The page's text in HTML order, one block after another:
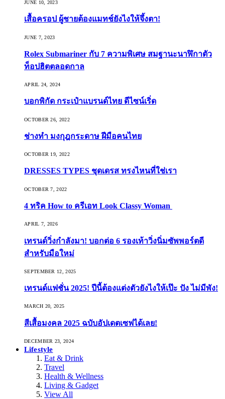
JUNE 10, 2023
เสื้อครอป ผู้ชายต้องแมทช์ยังไงให้จึ้งตา!
JUNE 7, 2023
Rolex Submariner กับ 7 ความพิเศษ สมฐานะนาฬิกาตัว
ท็อปฮิตตลอดกาล
APRIL 24, 2024
บอกพิกัด กระเป๋าแบรนด์ไทย ดีไซน์เริ่ด
OCTOBER 26, 2022
ช่างทำ มงกุฎกระดาษ ฝีมือคนไทย
OCTOBER 19, 2022
DRESSES TYPES ชุดเดรส ทรงไหนที่ใช่เรา
OCTOBER 7, 2022
4 ทริค How to ครีเอท Look Classy Woman
APRIL 7, 2026
เทรนด์วิ่งกำลังมา! บอกต่อ 6 รองเท้าวิ่งนิ่มซัพพอร์ตดี
สำหรับมือใหม่
SEPTEMBER 12, 2025
เทรนด์แฟชั่น 2025! ปีนี้ต้องแต่งตัวยังไงให้เป๊ะ ปัง ไม่มีพัง!
MARCH 20, 2025
สีเสื้อมงคล 2025 ฉบับอัปเดตเซฟได้เลย!
DECEMBER 23, 2024
Lifestyle
Eat & Drink
Travel
Health & Wellness
Living & Gadget
View All